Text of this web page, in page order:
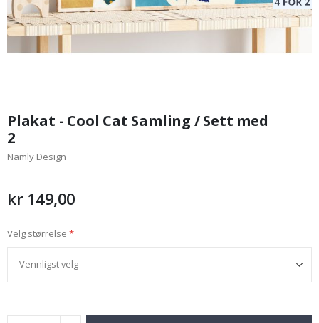
begynnelsen
av
bildegalleri
Plakat - Cool Cat Samling / Sett med
2
Namly Design
kr 149,00
Velg størrelse